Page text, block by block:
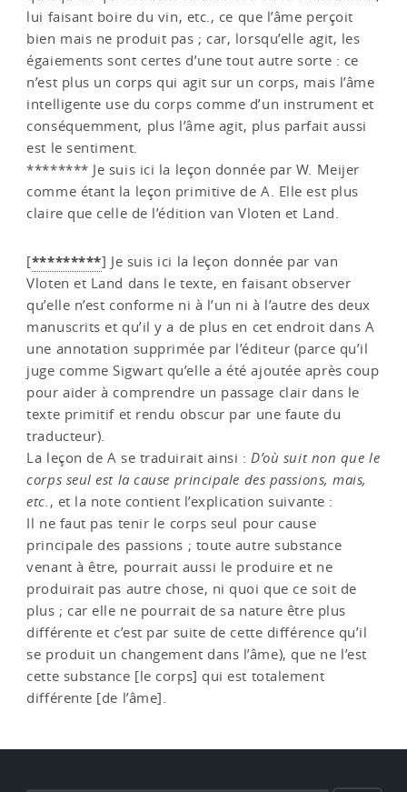
lui faisant boire du vin, etc., ce que l’âme perçoit
bien mais ne produit pas ; car, lorsqu’elle agit, les
égaiements sont certes d’une tout autre sorte : ce
n’est plus un corps qui agit sur un corps, mais l’âme
intelligente use du corps comme d’un instrument et
conséquemment, plus l’âme agit, plus parfait aussi
est le sentiment.
******** Je suis ici la leçon donnée par W. Meijer
comme étant la leçon primitive de A. Elle est plus
claire que celle de l’édition van Vloten et Land.
[*********] Je suis ici la leçon donnée par van
Vloten et Land dans le texte, en faisant observer
qu’elle n’est conforme ni à l’un ni à l’autre des deux
manuscrits et qu’il y a de plus en cet endroit dans A
une annotation supprimée par l’éditeur (parce qu’il
juge comme Sigwart qu’elle a été ajoutée après coup
pour aider à comprendre un passage clair dans le
texte primitif et rendu obscur par une faute du
traducteur).
La leçon de A se traduirait ainsi :D’où suit non que le
corps seul est la cause principale des passions, mais,
etc. , et la note contient l’explication suivante :
Il ne faut pas tenir le corps seul pour cause
principale des passions ; toute autre substance
venant à être, pourrait aussi le produire et ne
produirait pas autre chose, ni quoi que ce soit de
plus ; car elle ne pourrait de sa nature être plus
différente et c’est par suite de cette différence qu’il
se produit un changement dans l’âme), que ne l’est
cette substance [le corps] qui est totalement
différente [de l’âme].